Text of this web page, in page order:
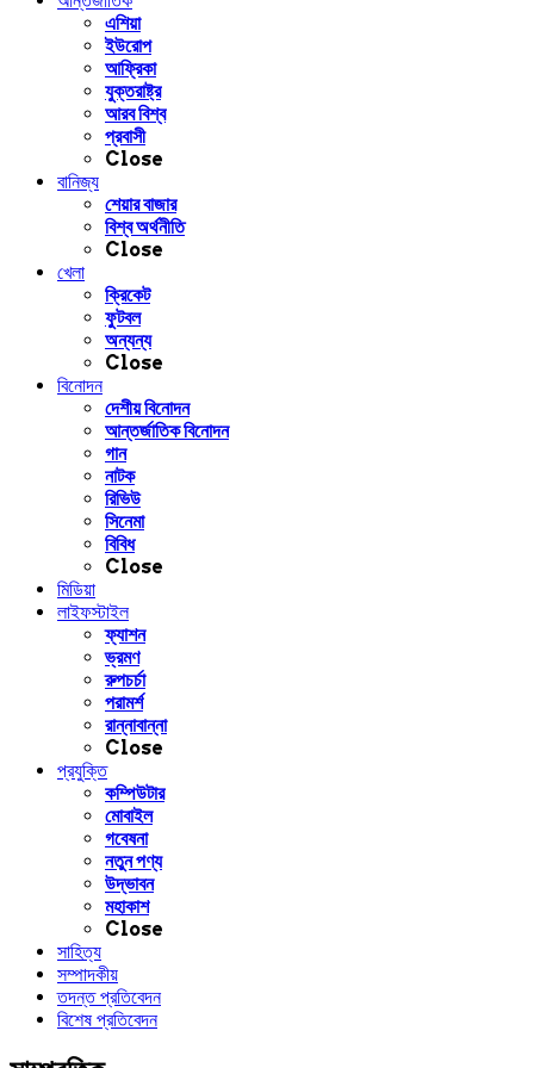
এশিয়া
ইউরোপ
আফ্রিকা
যুক্তরাষ্ট্র
আরব বিশ্ব
প্রবাসী
Close
বানিজ্য
শেয়ার বাজার
বিশ্ব অর্থনীতি
Close
খেলা
ক্রিকেট
ফুটবল
অন্যন্য
Close
বিনোদন
দেশীয় বিনোদন
আন্তর্জাতিক বিনোদন
গান
নাটক
রিভিউ
সিনেমা
বিবিধ
Close
মিডিয়া
লাইফস্টাইল
ফ্যাশন
ভ্রমণ
রুপচর্চা
পরামর্শ
রান্নাবান্না
Close
প্রযুক্তি
কম্পিউটার
মোবাইল
গবেষনা
নতুন পণ্য
উদ্ভাবন
মহাকাশ
Close
সাহিত্য
সম্পাদকীয়
তদন্ত প্রতিবেদন
বিশেষ প্রতিবেদন